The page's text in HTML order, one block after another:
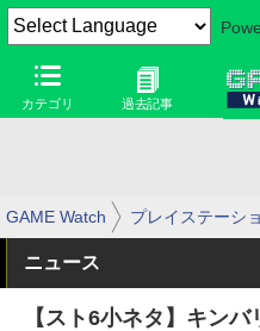
カテゴリ 過去記事
GAME Watch プレイステーシ
ニュース
【スト6小ネタ】キン